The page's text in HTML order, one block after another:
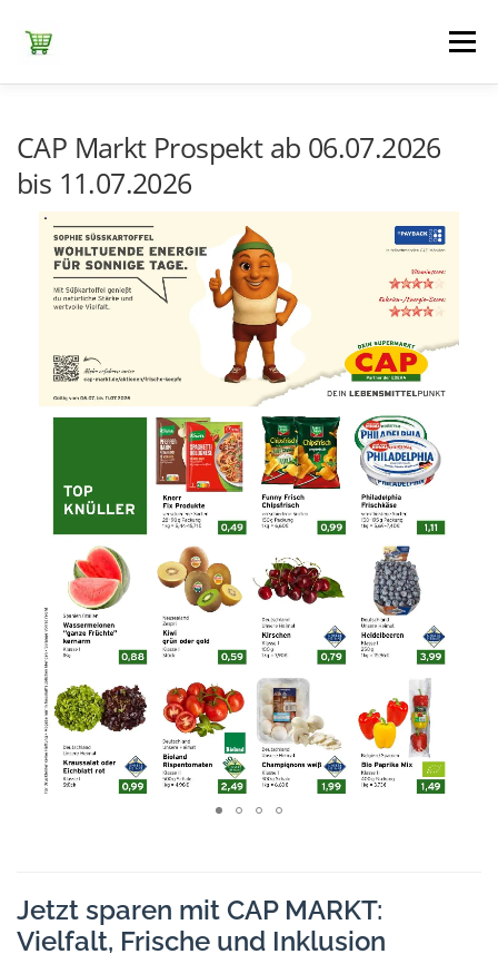
Inhalt
springen
Menü
LIDL NETTO DISCOUNT NORMA REWE
+ ALLE
CAP Markt Prospekt ab 06.07.2026
bis 11.07.2026
Jetzt sparen mit CAP MARKT:
Vielfalt, Frische und Inklusion